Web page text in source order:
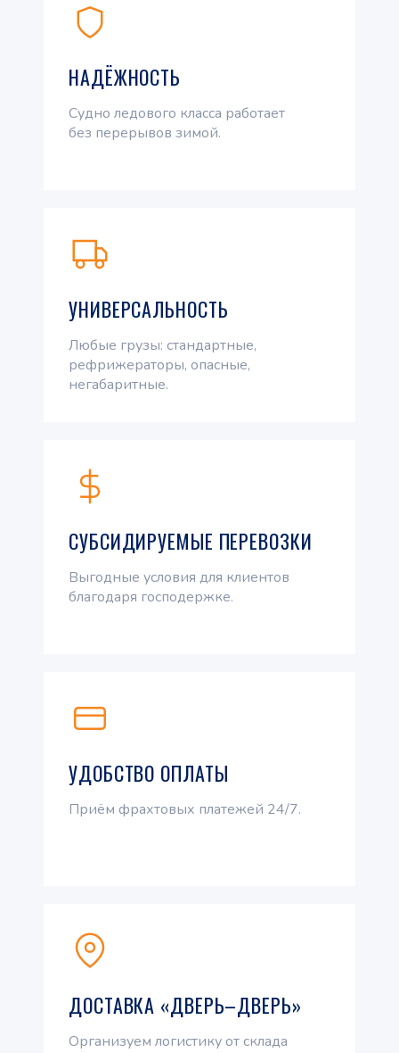
ДОСТАВКА «ДВЕРЬ–ДВЕРЬ»
Организуем логистику от склада
УДОБСТВО ОПЛАТЫ
Приём фрахтовых платежей 24/7.
СУБСИДИРУЕМЫЕ ПЕРЕВОЗКИ
Выгодные условия для клиентов
благодаря господержке.
УНИВЕРСАЛЬНОСТЬ
Любые грузы: стандартные,
рефрижераторы, опасные,
негабаритные.
НАДЁЖНОСТЬ
Судно ледового класса работает
без перерывов зимой.